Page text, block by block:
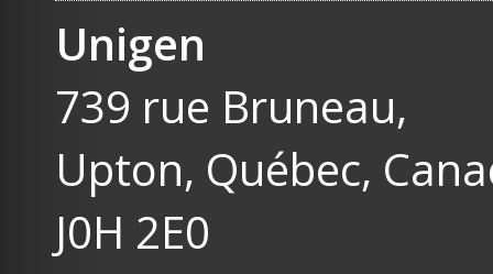
Unigen
739 rue Bruneau,
Upton, Québec,
J0H 2E0